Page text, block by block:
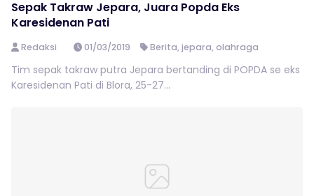
Sepak Takraw Jepara, Juara Popda Eks
Karesidenan Pati
Redaksi 01/03/2019 Berita,jepara,olahraga
Tim sepak takraw putra Jepara bertanding di POPDA se eks
Karesidenan Pati di Blora, 25-27...